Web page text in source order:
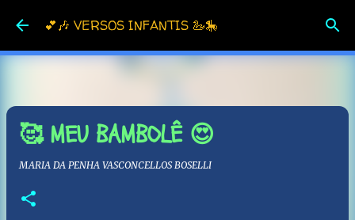
Pular para o conteúdo principal
💕🎶 VERSOS INFANTIS 🦢🎠
🥰 MEU BAMBOLÊ 😍
MARIA DA PENHA VASCONCELLOS BOSELLI